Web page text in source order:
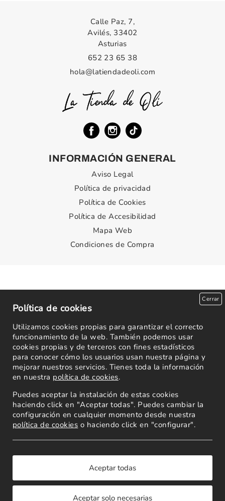
Calle Paz, 7,
Avilés, 33402
Asturias
652 23 65 38
hola@latiendadeoli.com
INFORMACIÓN GENERAL
Aviso Legal
Política de privacidad
Política de Cookies
Política de Accesibilidad
Mapa Web
Condiciones de Compra
Cerrar
Política de cookies
Utilizamos cookies propias para garantizar el correcto
funcionamiento de la web. También podemos usar
cookies propias y de terceros con fines estadísticos
para conocer cómo los usuarios usan nuestra página y
mejorar nuestros servicios. Tienes toda la información
en nuestra política de cookies.
Puedes aceptar la instalación de estas cookies
haciendo click en "Aceptar todas". Puedes cambiar la
configuración en cualquier momento desde nuestra
política de cookies o haciendo click en "configurar".